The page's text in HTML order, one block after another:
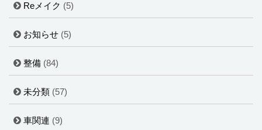
Reメイク (5)
お知らせ (5)
整備 (84)
未分類 (57)
車関連 (9)